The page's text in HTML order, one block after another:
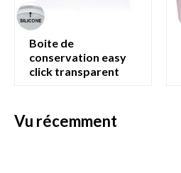
boite de
conservation easy
click transparent
vu récemment